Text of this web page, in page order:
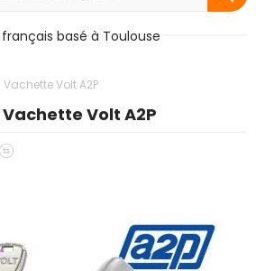
basé à Toulouse
Volt A2P
Volt A2P
Ajouter